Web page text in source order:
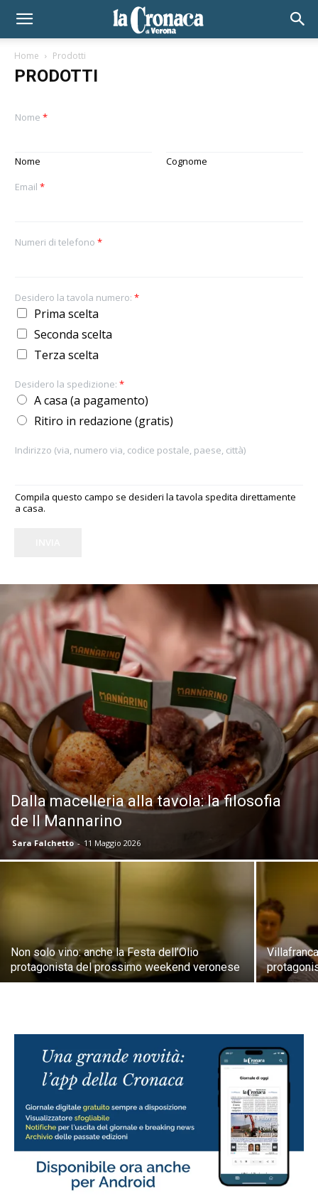
Home Prodotti
PRODOTTI
Nome *
Nome
Cognome
Email *
Numeri di telefono *
Desidero la tavola numero: *
Prima scelta
Seconda scelta
Terza scelta
Desidero la spedizione: *
A casa (a pagamento)
Ritiro in redazione (gratis)
Indirizzo (via, numero via, codice postale, paese, città)
Compila questo campo se desideri la tavola spedita direttamente
a casa.
Dalla macelleria alla tavola: la filosofia
de Il Mannarino
Sara Falchetto - 11 Maggio 2026
Non solo vino: anche la Festa dell’Olio
protagonista del prossimo weekend veronese